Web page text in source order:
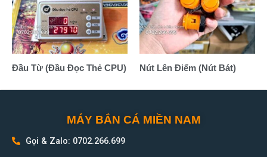
Đầu Từ (Đầu Đọc Thẻ CPU) Nút Lên Điểm (Nút Bát)
MÁY BẮN CÁ MIỀN NAM
Gọi & Zalo: 0702.266.699